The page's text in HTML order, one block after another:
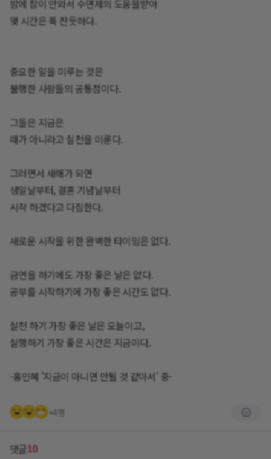
밤에 잠이 안와서 수면제의 도움을받아
몇 시간은 푹 잔듯하다.
중요한 일을 미루는 것은
불행한 사람들의 공통점이다.
그들은 지금은
때가 아니라고 실천을 미룬다.
그러면서 새해가 되면
생일날부터, 결혼 기념날부터
시작 하겠다고 다짐한다.
새로운 시작을 위한 완벽한 타이밍은 없다.
금연을 하기에도 가장 좋은 날은 없다.
공부를 시작하기에 가장 좋은 시간도 없다.
실천 하기 가장 좋은 날은 오늘이고,
실행하기 가장 좋은 시간은 지금이다.
-홍인혜 '지금이 아니면 안될 것 같아서' 중-
+4명
댓글10